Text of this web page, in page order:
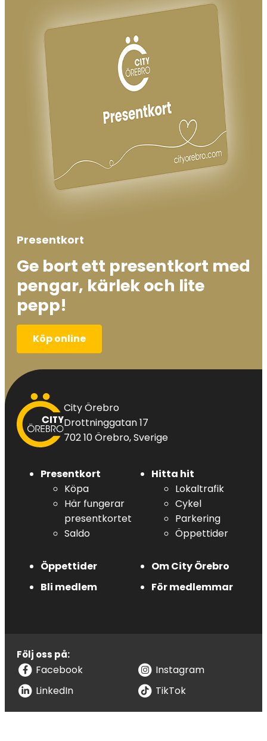
Presentkort
Ge bort ett presentkort med
pengar, kärlek och lite
pepp!
Köp online
City
Örebro
City Örebro
Drottninggatan 17
702 10 Örebro, Sverige
Presentkort
Köpa
Här fungerar
presentkortet
Saldo
Hitta hit
Lokaltrafik
Cykel
Parkering
Öppettider
Öppettider
Om City Örebro
Bli medlem
För medlemmar
Följ oss på:
Facebook
Instagram
LinkedIn
TikTok